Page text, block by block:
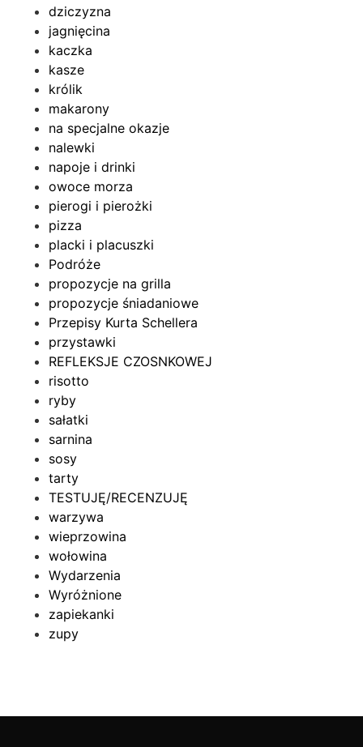
dziczyzna
jagnięcina
kaczka
kasze
królik
makarony
na specjalne okazje
nalewki
napoje i drinki
owoce morza
pierogi i pierożki
pizza
placki i placuszki
Podróże
propozycje na grilla
propozycje śniadaniowe
Przepisy Kurta Schellera
przystawki
REFLEKSJE CZOSNKOWEJ
risotto
ryby
sałatki
sarnina
sosy
tarty
TESTUJĘ/RECENZUJĘ
warzywa
wieprzowina
wołowina
Wydarzenia
Wyróżnione
zapiekanki
zupy